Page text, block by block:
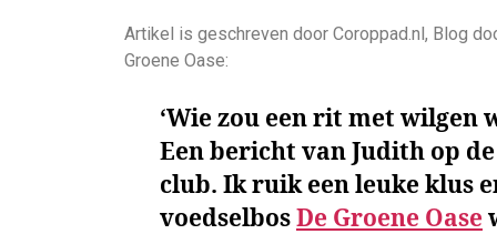
Artikel is geschreven door Coroppad.nl, Blog
Groene Oase:
‘Wie zou een rit met wilgen
Een bericht van Judith op
club. Ik ruik een leuke klus
voedselbosDe Groene Oase